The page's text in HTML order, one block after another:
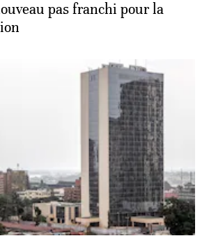
pas franchi pour la